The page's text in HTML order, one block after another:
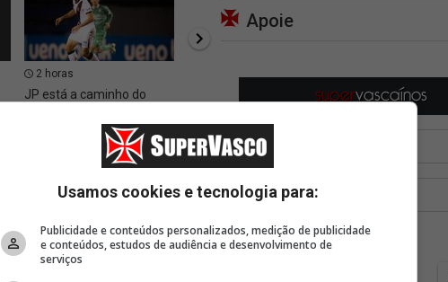
2 horas
JP está a caminho do
Vasco finaliza
contratação de
Apoie
Usamos cookies e tecnologia para:
Publicidade e conteúdos personalizados, medição de publicidade
e conteúdos, estudos de audiência e desenvolvimento de
serviços